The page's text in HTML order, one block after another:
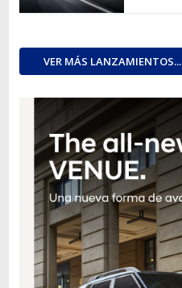
VER MÁS LANZAMIENTOS...